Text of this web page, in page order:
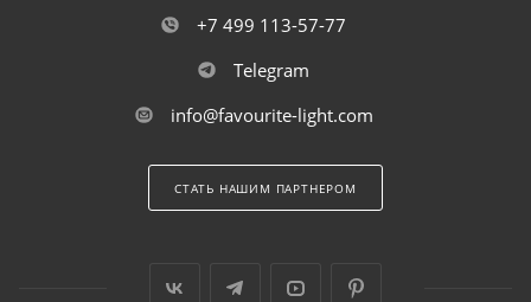
+7 499 113-57-77
Telegram
info@favourite-light.com
СТАТЬ НАШИМ ПАРТНЕРОМ